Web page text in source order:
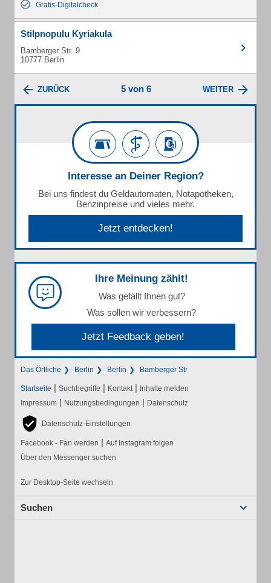
Gratis-Digitalcheck
Stilpnopulu Kyriakula
Bamberger Str. 9
10777 Berlin
ZURÜCK 5 von 6 WEITER
Interesse an Deiner Region?
Bei uns findest du Geldautomaten, Notapotheken,
Benzinpreise und vieles mehr.
Jetzt entdecken!
Ihre Meinung zählt!
Was gefällt Ihnen gut?
Was sollen wir verbessern?
Jetzt Feedback geben!
Das Örtliche Berlin Berlin Bamberger Str
Startseite | Suchbegriffe | Kontakt | Inhalte melden
Impressum | Nutzungsbedingungen | Datenschutz
Datenschutz-Einstellungen
Facebook - Fan werden | Auf Instagram folgen
Über den Messenger suchen
Zur Desktop-Seite wechseln
Suchen